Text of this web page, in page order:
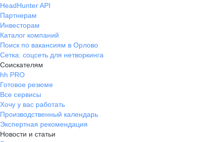
HeadHunter API
Партнерам
Инвесторам
Каталог компаний
Поиск по вакансиям в Орлово
Сетка: соцсеть для нетворкинга
Соискателям
hh PRO
Готовое резюме
Все сервисы
Хочу у вас работать
Производственный календарь
Экспертная рекомендация
Новости и статьи